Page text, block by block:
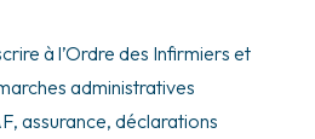
à l’Ordre des Infirmiers et
administratives
assurance, déclarations